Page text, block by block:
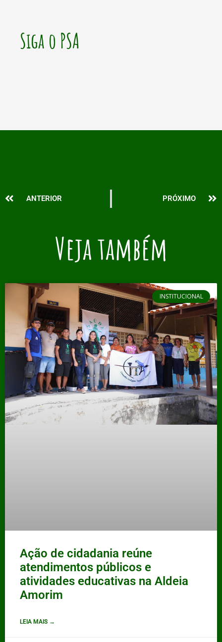
Siga o PSA
ANTERIOR PRÓXIMO
Veja também
INSTITUCIONAL
Ação de cidadania reúne
atendimentos públicos e
atividades educativas na Aldeia
Amorim
LEIA MAIS →